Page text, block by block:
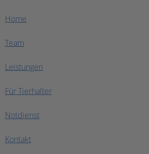
Home
Team
Leistungen
Für Tierhalter
Notdienst
Kontakt